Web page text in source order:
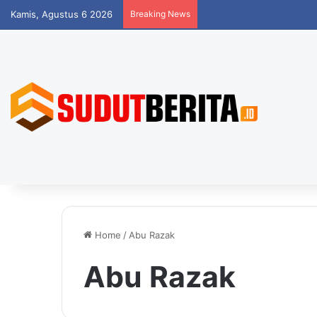
Kamis, Agustus 6 2026 Breaking News
Home / Abu Razak
Abu Razak